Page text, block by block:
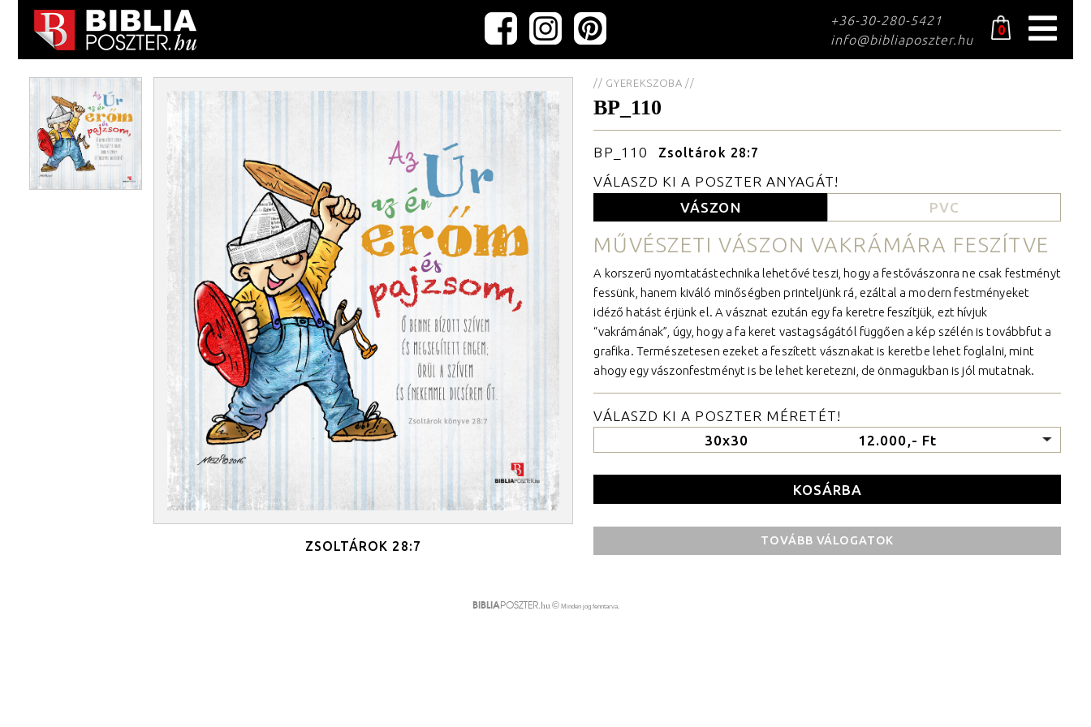
+36-30-280-5421
info@bibliaposzter.hu
0
Természet
Város
Vintage
Angol nyelvű poszterek
Inspirációk
Tudnivalók és árak
Egyedi poszterek rendelése
Akciós termékek
Designbögrék
Hitvallásunk
ÁSZF
ZSOLTÁROK 28:7
// GYEREKSZOBA //
BP_110
BP_110 Zsoltárok 28:7
VÁLASZD KI A POSZTER ANYAGÁT!
VÁSZON
PVC
MŰVÉSZETI VÁSZON VAKRÁMÁRA FESZÍTVE
A korszerű nyomtatástechnika lehetővé teszi, hogy a festővászonra ne csak festményt
fessünk, hanem kiváló minőségben printeljünk rá, ezáltal a modern festményeket
idéző hatást érjünk el. A vásznat ezután egy fa keretre feszítjük, ezt hívjuk
“vakrámának”, úgy, hogy a fa keret vastagságától függően a kép szélén is továbbfut a
grafika. Természetesen ezeket a feszített vásznakat is keretbe lehet foglalni, mint
ahogy egy vászonfestményt is be lehet keretezni, de önmagukban is jól mutatnak.
VÁLASZD KI A POSZTER MÉRETÉT!
30x30
12.000,- Ft
TOVÁBB VÁLOGATOK
BIBLIAPOSZTER.hu©Minden jog fenntarva.